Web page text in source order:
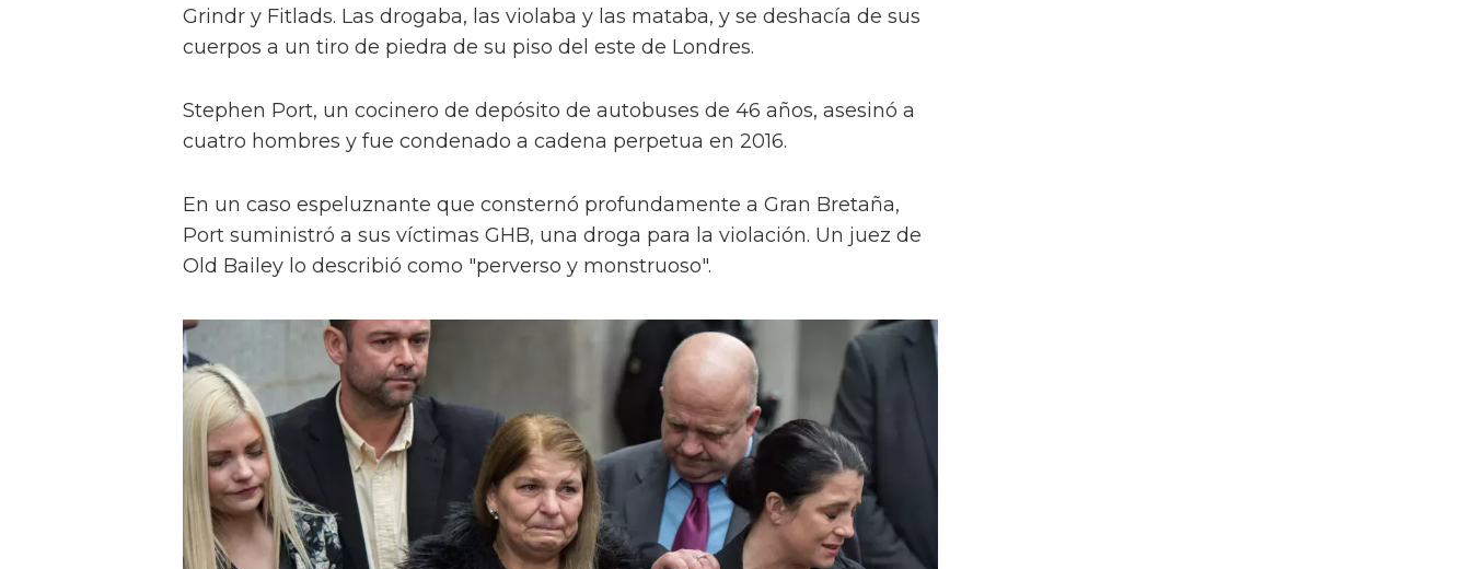
Grindr y Fitlads. Las drogaba, las violaba y las mataba, y se deshacía de sus
cuerpos a un tiro de piedra de su piso del este de Londres.
Stephen Port, un cocinero de depósito de autobuses de 46 años, asesinó a
cuatro hombres y fue condenado a cadena perpetua en 2016.
En un caso espeluznante que consternó profundamente a Gran Bretaña,
Port suministró a sus víctimas GHB, una droga para la violación. Un juez de
Old Bailey lo describió como "perverso y monstruoso".